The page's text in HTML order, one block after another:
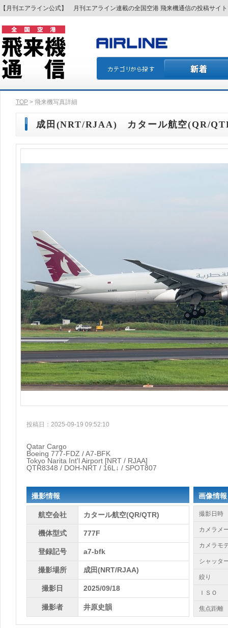
【月刊エアライン公式】 月刊エアライン連載の全国空港 飛来機通信の投稿サイ
TOP > 飛来機写真詳細
成田(NRT/RJAA) カタール航空(QR/
投稿日：2025-09-19 09:52:10
Qatar Cargo
Boeing 777-FDZ / A7-BFK
Tokyo Narita Int'l Airport [NRT / RJAA]
QTR8348 / DOH-NRT / 16L↓ / SPOT807
撮影情報
航空会社 カタール航空(QR/QTR)
機体型式 777F
登録記号 a7-bfk
撮影場所 成田(NRT/RJAA)
撮影日 2025/09/18
撮影者 井原史韻
画像情報
撮影日時
カメラメ
カメラモ
シャッタ
絞り
ＩＳＯ
焦点距離